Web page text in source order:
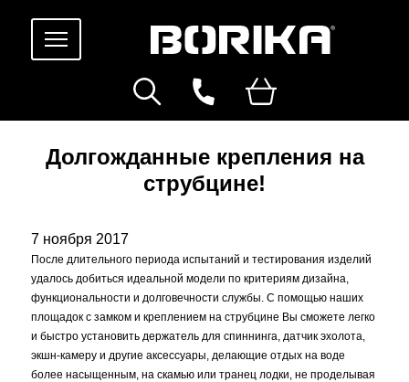
Долгожданные крепления на
струбцине!
7 ноября 2017
После длительного периода испытаний и тестирования изделий
удалось добиться идеальной модели по критериям дизайна,
функциональности и долговечности службы. С помощью наших
площадок с замком и креплением на струбцине Вы сможете легко
и быстро установить держатель для спиннинга, датчик эхолота,
экшн-камеру и другие аксессуары, делающие отдых на воде
более насыщенным, на скамью или транец лодки, не проделывая